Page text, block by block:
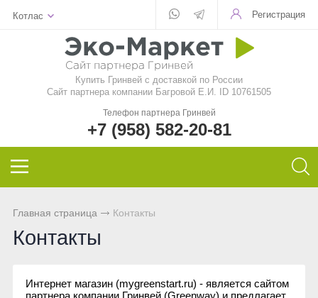
Для стекла
Для посуды
Инволвер
Для чистки зубов
Для стирки
Чистящие средства
Текстиль
Кондиционер для волос
Натуральное мыло
Минеральная косметика
Декоративная косметика
Кондиционер для волос
Натуральное мыло
Зубная паста и порошок
Спонжи для зубов
Природный сорбент
Восстанавливающий гель
Фульвовые кислоты
Функциональные напитки
Функциональные чаи
Ежедневные чаи
Функциональные напитки
Чай дыхательный
Женский чай
Aquamagic
Aquamatic
Sharme
Welllab
Котлас Регистрация
Купить Гринвей c доставкой по России
Сайт партнера компании Багровой Е.И. ID 10761505
Телефон партнера Гринвей
+7 (958) 582-20-81
Главная страница Контакты
Контакты
Интернет магазин (mygreenstart.ru) - является сайтом
партнера компании Гринвей (Greenway) и предлагает